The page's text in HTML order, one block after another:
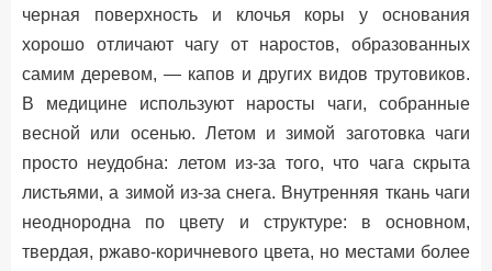
черная поверхность и клочья коры у основания
хорошо отличают чагу от наростов, образованных
самим деревом, — капов и других видов трутовиков.
В медицине используют наросты чаги, собранные
весной или осенью. Летом и зимой заготовка чаги
просто неудобна: летом из-за того, что чага скрыта
листьями, а зимой из-за снега. Внутренняя ткань чаги
неоднородна по цвету и структуре: в основном,
твердая, ржаво-коричневого цвета, но местами более